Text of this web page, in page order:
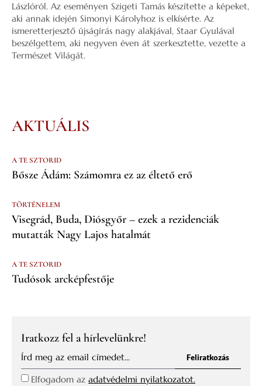
Lászlóról. Az eseményen Szigeti Tamás készítette a képeket,
aki annak idején Simonyi Károlyhoz is elkísérte. Az
ismeretterjesztő újságírás nagy alakjával, Staar Gyulával
beszélgettem, aki negyven éven át szerkesztette, vezette a
Természet Világát.
AKTUÁLIS
A TE SZTORID
Bősze Ádám: Számomra ez az éltető erő
TÖRTÉNELEM
Visegrád, Buda, Diósgyőr – ezek a rezidenciák
mutatták Nagy Lajos hatalmát
A TE SZTORID
Tudósok arcképfestője
Iratkozz fel a hírlevelünkre!
Elfogadom az adatvédelmi nyilatkozatot.
Feliratkozás